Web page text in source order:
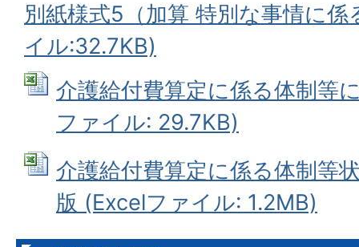
別紙様式5（加算 特別な事情に
イル:32.7KB)
介護給付費算定に係る体制等
ファイル: 29.7KB)
介護給付費算定に係る体制等
版 (Excelファイル: 1.2MB)